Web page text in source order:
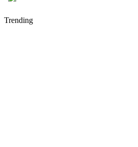
Trending